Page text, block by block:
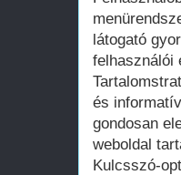
látogató
felhasználói
és
gondosan
weboldal
Kulcsszó-